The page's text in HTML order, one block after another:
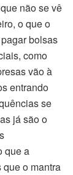
não se vê
o que o
bolsas
como
vão à
entrando
se
já são o
que a
o mantra